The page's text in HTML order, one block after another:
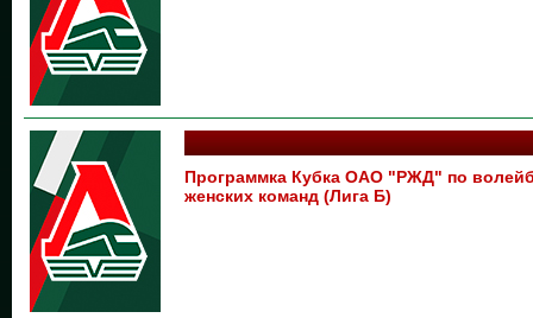
Программка Кубка ОАО "РЖД" по
женских команд (Лига Б)